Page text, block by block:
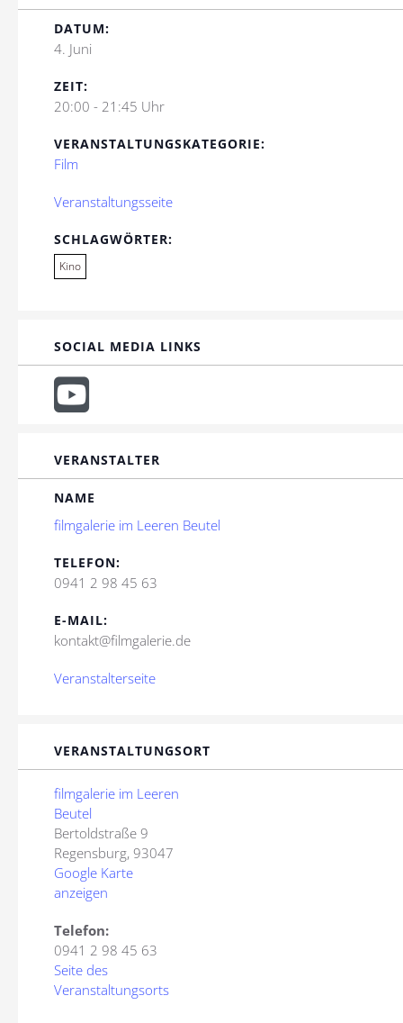
DATUM:
4. Juni
ZEIT:
20:00 - 21:45 Uhr
VERANSTALTUNGSKATEGORIE:
Film
Veranstaltungsseite
SCHLAGWÖRTER:
Kino
SOCIAL MEDIA LINKS
VERANSTALTER
NAME
filmgalerie im Leeren Beutel
TELEFON:
0941 2 98 45 63
E-MAIL:
kontakt@filmgalerie.de
Veranstalterseite
VERANSTALTUNGSORT
filmgalerie im Leeren
Beutel
Bertoldstraße 9
Regensburg, 93047
Google Karte
anzeigen
Telefon:
0941 2 98 45 63
Seite des
Veranstaltungsorts